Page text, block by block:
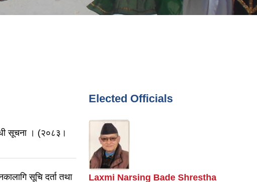
सूचना । (२०८३।
सूचि दर्ता तथा
Elected Officials
Laxmi Narsing Bade Shrestha